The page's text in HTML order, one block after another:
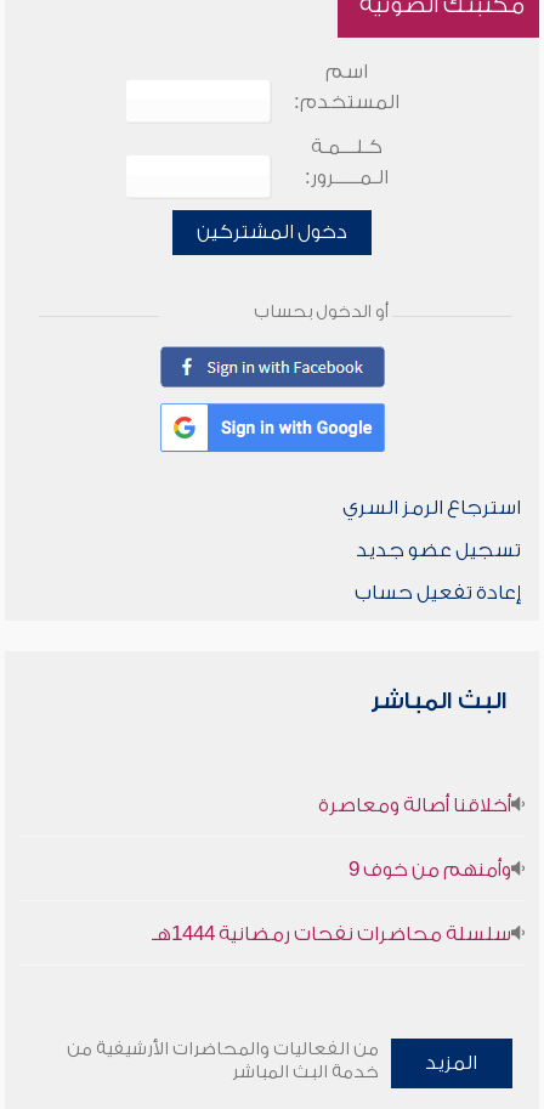
مكتبتك الصوتية
اسم
المستخدم:
كـلـــمـة
الـمـــــرور:
دخول المشتركين
أو الدخول بحساب
استرجاع الرمز السري
تسجيل عضو جديد
إعادة تفعيل حساب
البث المباشر
أخلاقنا أصالة ومعاصرة
وأمنهم من خوف 9
سلسلة محاضرات نفحات رمضانية 1444هـ
المزيد
من الفعاليات والمحاضرات الأرشيفية من
خدمة البث المباشر